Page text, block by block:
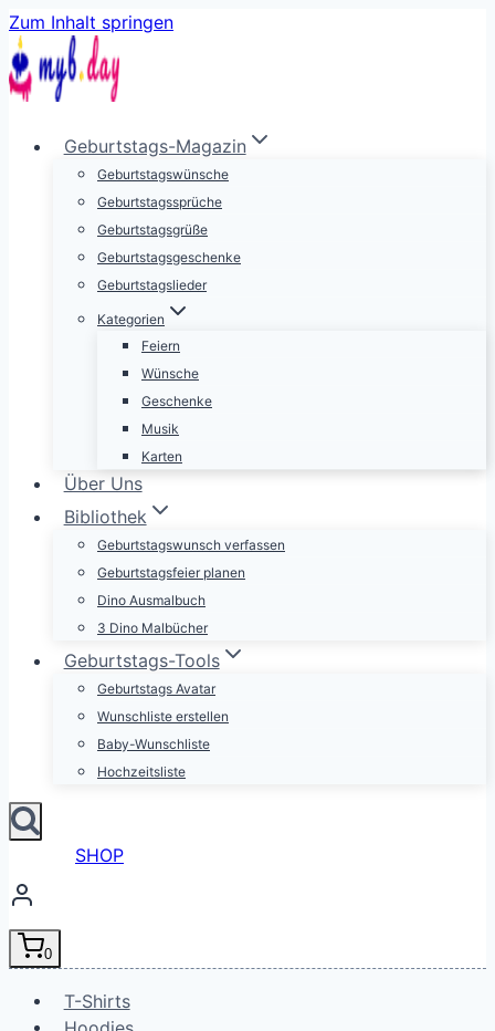
Zum Inhalt springen
Geburtstags-Magazin
Geburtstagswünsche
Geburtstagssprüche
Geburtstagsgrüße
Geburtstagsgeschenke
Geburtstagslieder
Kategorien
Feiern
Wünsche
Geschenke
Musik
Karten
Über Uns
Bibliothek
Geburtstagswunsch verfassen
Geburtstagsfeier planen
Dino Ausmalbuch
3 Dino Malbücher
Geburtstags-Tools
Geburtstags Avatar
Wunschliste erstellen
Baby-Wunschliste
Hochzeitsliste
SHOP
0
T-Shirts